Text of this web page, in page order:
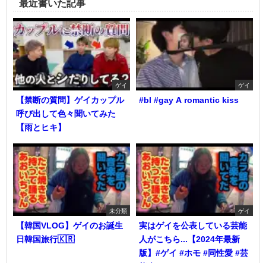
最近書いた記事
ゲイ
【禁断の質問】ゲイカップル
呼び出して色々聞いてみた
【雨とヒキ】
ゲイ
#bl #gay A romantic kiss
未分類
【韓国VLOG】ゲイのお誕生
日韓国旅行🇰🇷
ゲイ
実はゲイを公表している芸能
人がこちら...【2024年最新
版】#ゲイ #ホモ #同性愛 #芸